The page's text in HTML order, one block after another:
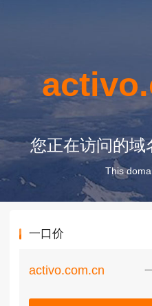
您正在访问的域
This
一口价
activo.com.cn